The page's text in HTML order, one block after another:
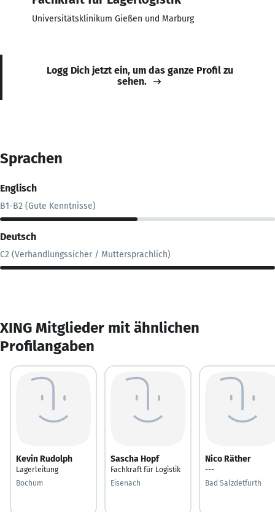
Universitätsklinikum Gießen und Marburg
Logg Dich jetzt ein, um das ganze Profil zu
sehen.
Sprachen
Englisch
B1-B2 (Gute Kenntnisse)
Deutsch
C2 (Verhandlungssicher / Muttersprachlich)
XING Mitglieder mit ähnlichen
Profilangaben
Kevin Rudolph
Lagerleitung
Bochum
Sascha Hopf
Fachkraft für Logistik
Eisenach
Nico Räther
---
Bad Salzdetfurth